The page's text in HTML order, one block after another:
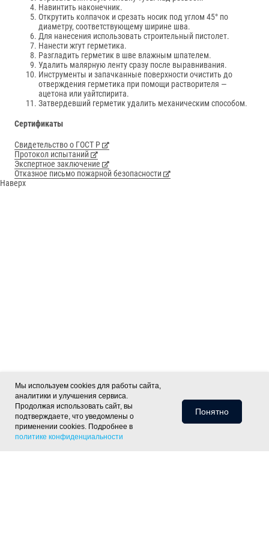
Мы используем cookies для работы сайта,
аналитики и улучшения сервиса.
Продолжая использовать сайт, вы
подтверждаете, что уведомлены о
применении cookies. Подробнее в
политике конфиденциальности
Понятно
Навинтить наконечник.
Открутить колпачок и срезать носик под углом 45° по
диаметру, соответствующему ширине шва.
Для нанесения использовать строительный пистолет.
Нанести жгут герметика.
Разгладить герметик в шве влажным шпателем.
Удалить малярную ленту сразу после выравнивания.
Инструменты и запачканные поверхности очистить до
отверждения герметика при помощи растворителя —
ацетона или уайтспирита.
Затвердевший герметик удалить механическим способом.
Сертификаты
Свидетельство о ГОСТ Р
Протокол испытаний
Экспертное заключение
Отказное письмо пожарной безопасности
Наверх